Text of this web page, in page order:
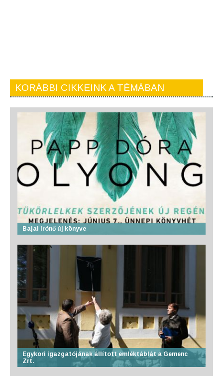
KORÁBBI CIKKEINK A TÉMÁBAN
Bajai írónő új könyve
Egykori igazgatójának állított emléktáblát a Gemenc
Zrt.